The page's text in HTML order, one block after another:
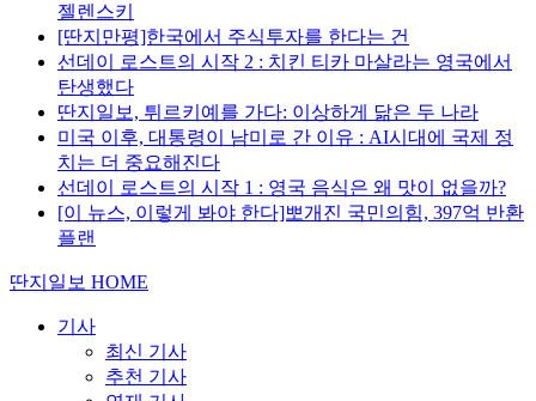
젤렌스키
[딴지만평]한국에서 주식투자를 한다는 건
선데이 로스트의 시작 2 : 치킨 티카 마살라는 영국에서
탄생했다
딴지일보, 튀르키예를 가다: 이상하게 닮은 두 나라
미국 이후, 대통령이 남미로 간 이유 : AI시대에 국제 정
치는 더 중요해진다
선데이 로스트의 시작 1 : 영국 음식은 왜 맛이 없을까?
[이 뉴스, 이렇게 봐야 한다]뽀개진 국민의힘, 397억 반환
플랜
딴지일보 HOME
기사
최신 기사
추천 기사